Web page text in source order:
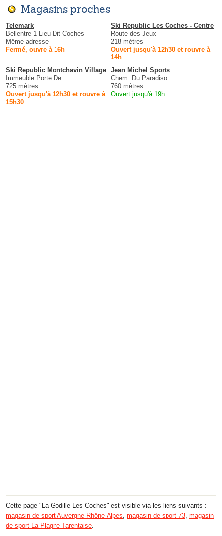
Magasins proches
Telemark
Bellentre 1 Lieu-Dit Coches
Même adresse
Fermé, ouvre à 16h
Ski Republic Les Coches - Centre
Route des Jeux
218 mètres
Ouvert jusqu'à 12h30 et rouvre à
14h
Ski Republic Montchavin Village
Immeuble Porte De
725 mètres
Ouvert jusqu'à 12h30 et rouvre à
15h30
Jean Michel Sports
Chem. Du Paradiso
760 mètres
Ouvert jusqu'à 19h
Cette page "La Godille Les Coches" est visible via les liens suivants :
magasin de sport Auvergne-Rhône-Alpes magasin de sport 73 magasin
de sport La Plagne-Tarentaise